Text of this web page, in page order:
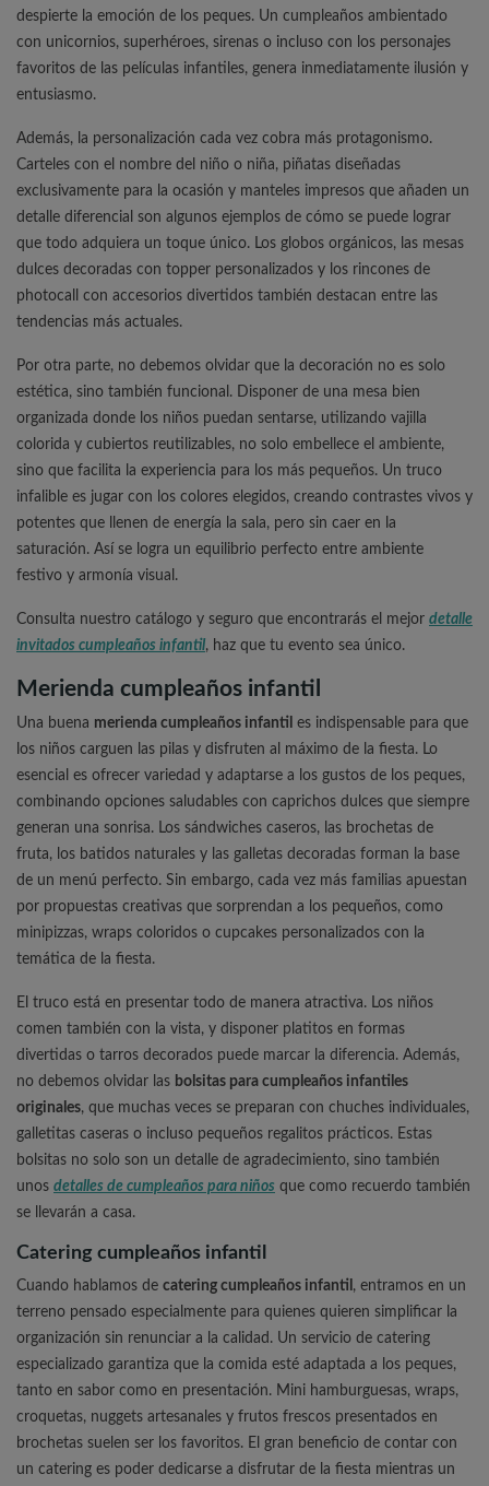
despierte la emoción de los peques. Un cumpleaños ambientado
con unicornios, superhéroes, sirenas o incluso con los personajes
favoritos de las películas infantiles, genera inmediatamente ilusión y
entusiasmo.
Además, la personalización cada vez cobra más protagonismo.
Carteles con el nombre del niño o niña, piñatas diseñadas
exclusivamente para la ocasión y manteles impresos que añaden un
detalle diferencial son algunos ejemplos de cómo se puede lograr
que todo adquiera un toque único. Los globos orgánicos, las mesas
dulces decoradas con topper personalizados y los rincones de
photocall con accesorios divertidos también destacan entre las
tendencias más actuales.
Por otra parte, no debemos olvidar que la decoración no es solo
estética, sino también funcional. Disponer de una mesa bien
organizada donde los niños puedan sentarse, utilizando vajilla
colorida y cubiertos reutilizables, no solo embellece el ambiente,
sino que facilita la experiencia para los más pequeños. Un truco
infalible es jugar con los colores elegidos, creando contrastes vivos y
potentes que llenen de energía la sala, pero sin caer en la
saturación. Así se logra un equilibrio perfecto entre ambiente
festivo y armonía visual.
Consulta nuestro catálogo y seguro que encontrarás el mejor detalle
invitados cumpleaños infantil, haz que tu evento sea único.
Merienda cumpleaños infantil
Una buena merienda cumpleaños infantil es indispensable para que
los niños carguen las pilas y disfruten al máximo de la fiesta. Lo
esencial es ofrecer variedad y adaptarse a los gustos de los peques,
combinando opciones saludables con caprichos dulces que siempre
generan una sonrisa. Los sándwiches caseros, las brochetas de
fruta, los batidos naturales y las galletas decoradas forman la base
de un menú perfecto. Sin embargo, cada vez más familias apuestan
por propuestas creativas que sorprendan a los pequeños, como
minipizzas, wraps coloridos o cupcakes personalizados con la
temática de la fiesta.
El truco está en presentar todo de manera atractiva. Los niños
comen también con la vista, y disponer platitos en formas
divertidas o tarros decorados puede marcar la diferencia. Además,
no debemos olvidar las bolsitas para cumpleaños infantiles
originales, que muchas veces se preparan con chuches individuales,
galletitas caseras o incluso pequeños regalitos prácticos. Estas
bolsitas no solo son un detalle de agradecimiento, sino también
unos detalles de cumpleaños para niños que como recuerdo también
se llevarán a casa.
Catering cumpleaños infantil
Cuando hablamos de catering cumpleaños infantil , entramos en un
terreno pensado especialmente para quienes quieren simplificar la
organización sin renunciar a la calidad. Un servicio de catering
especializado garantiza que la comida esté adaptada a los peques,
tanto en sabor como en presentación. Mini hamburguesas, wraps,
croquetas, nuggets artesanales y frutos frescos presentados en
brochetas suelen ser los favoritos. El gran beneficio de contar con
un catering es poder dedicarse a disfrutar de la fiesta mientras un